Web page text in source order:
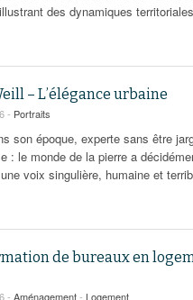
des dynamiques
– L’élégance urbaine
- Portraits
son époque, experte sans être
: le monde de la pierre a
voix singulière, humaine et
de bureaux en
- Aménagement- Logement